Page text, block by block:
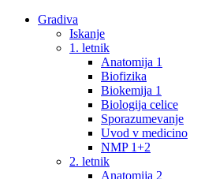
Gradiva
Iskanje
1. letnik
Anatomija 1
Biofizika
Biokemija 1
Biologija celice
Sporazumevanje
Uvod v medicino
NMP 1+2
2. letnik
Anatomija 2